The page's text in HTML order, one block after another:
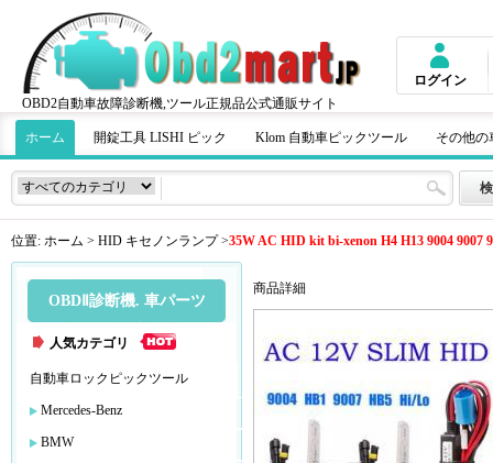
OBD2自動車故障診断機,ツール正規品公式通販サイト
ログイン
ホーム 開錠工具 LISHI ピック Klom 自動車ピックツール その他の
位置: ホーム > HID キセノンランプ>35W AC HID kit bi-xenon H4 H13 9004 9007
OBDⅡ診断機. 車パーツ
人気カテゴリ
自動車ロックピックツール
Mercedes-Benz
BMW
商品詳細